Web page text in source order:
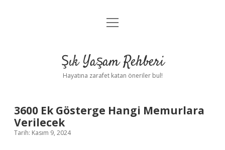
Anasayfa
Yasal Uyarı
menüyü
Şık Yaşam Rehberi
Hayatına zarafet katan öneriler bul!
3600 Ek Gösterge Hangi Memurlara
Verilecek
Tarih: Kasım 9, 2024